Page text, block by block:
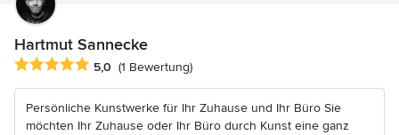
Hartmut Sannecke
Durchschnittliche Bewertung: 5 von 5 Sternen
5,0 (1 Bewertung)
Persönliche Kunstwerke für Ihr Zuhause und Ihr Büro Sie
möchten Ihr Zuhause oder Ihr Büro durch Kunst eine ganz